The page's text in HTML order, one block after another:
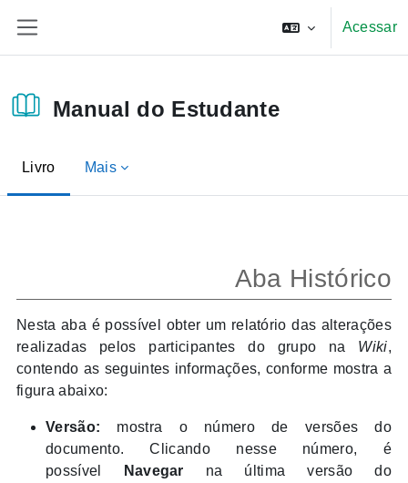
Acessar
Manual do Estudante
Livro Mais
Aba Histórico
Nesta aba é possível obter um relatório das alterações
realizadas pelos participantes do grupo na Wiki,
contendo as seguintes informações, conforme mostra a
figura abaixo:
Versão: mostra o número de versões do
documento. Clicando nesse número, é
possível
Navegar na última versão do